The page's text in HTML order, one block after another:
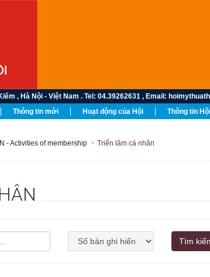
Nội - Việt Nam . Tel: 04.39262631 , Email:
Thông tin mới Hoạt động của Hội Thông tin
- Activities of membership Triển lãm cá nhân
Tìm